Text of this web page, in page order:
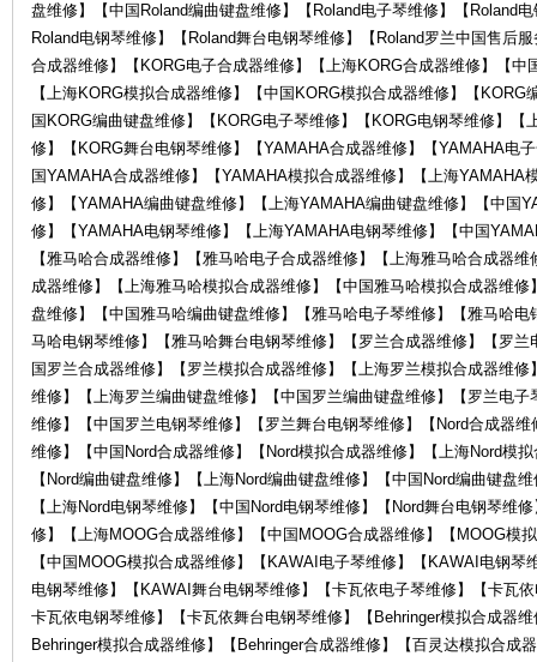
盘维修】【中国Roland编曲键盘维修】【Roland电子琴维修】【Roland
Roland电钢琴维修】【Roland舞台电钢琴维修】【Roland罗兰中国售后
合成器维修】【KORG电子合成器维修】【上海KORG合成器维修】【
【上海KORG模拟合成器维修】【中国KORG模拟合成器维修】【
国KORG编曲键盘维修】【KORG电子琴维修】【KORG电钢琴维修】
修】【KORG舞台电钢琴维修】【YAMAHA合成器维修】【YAMAHA电
国YAMAHA合成器维修】【YAMAHA模拟合成器维修】【上海YAMAHA
修】【YAMAHA编曲键盘维修】【上海YAMAHA编曲键盘维修】【中国
修】【YAMAHA电钢琴维修】【上海YAMAHA电钢琴维修】【中国
【雅马哈合成器维修】【雅马哈电子合成器维修】【上海雅马哈合成器
成器维修】【上海雅马哈模拟合成器维修】【中国雅马哈模拟合成器维
盘维修】【中国雅马哈编曲键盘维修】【雅马哈电子琴维修】【雅马哈
马哈电钢琴维修】【雅马哈舞台电钢琴维修】【罗兰合成器维修】【罗
国罗兰合成器维修】【罗兰模拟合成器维修】【上海罗兰模拟合成器维
维修】【上海罗兰编曲键盘维修】【中国罗兰编曲键盘维修】【罗兰电
维修】【中国罗兰电钢琴维修】【罗兰舞台电钢琴维修】【Nord合成器
维修】【中国Nord合成器维修】【Nord模拟合成器维修】【上海Nord模
【Nord编曲键盘维修】【上海Nord编曲键盘维修】【中国Nord编曲键盘
【上海Nord电钢琴维修】【中国Nord电钢琴维修】【Nord舞台电钢琴维
修】【上海MOOG合成器维修】【中国MOOG合成器维修】【MOOG模
【中国MOOG模拟合成器维修】【KAWAI电子琴维修】【KAWAI电钢
电钢琴维修】【KAWAI舞台电钢琴维修】【卡瓦依电子琴维修】【卡瓦
卡瓦依电钢琴维修】【卡瓦依舞台电钢琴维修】【Behringer模拟合成器
Behringer模拟合成器维修】【Behringer合成器维修】【百灵达模拟合成